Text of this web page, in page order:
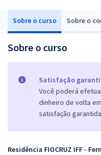
Sobre o curso Sobre o
Sobre o curso
Satisfação
Você poderá
dinheiro de volta
satisfação
Residência FIOCRUZ IFF -